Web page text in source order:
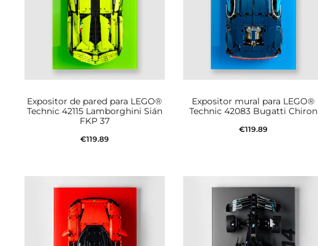
Expositor de pared para LEGO®
Technic 42115 Lamborghini Sián
FKP 37
€119.89
Expositor mural para LEGO®
Technic 42083 Bugatti Chiron
€119.89